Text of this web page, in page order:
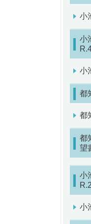
小
小
小
都
都
都
望
小
小